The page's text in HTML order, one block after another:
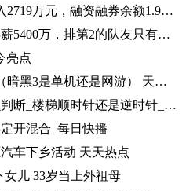
科德数控：6月20日融资买入2719万元，融资融券余额1.95亿元_天天资讯
太可怕了！梅西在迈阿密年薪5400万，排第2的队友只有他零头
亮点
暗黑3到底是单机还是网游（暗黑3是单机还是网游） 天天速讯
楼梯顺时针还是逆时针怎么判断_楼梯顺时针还是逆时针_头条
开混合_每日快播
车下乡活动 天天热点
儿 33岁当上外祖母